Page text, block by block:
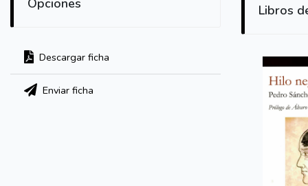
Opciones
Descargar ficha
Enviar ficha
Libros